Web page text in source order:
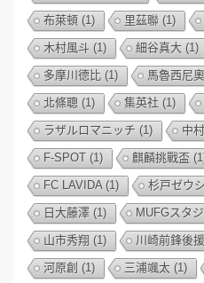
布萊頓 (1) 里茲聯 (1)
木村風斗 (1) 細谷真大 (1)
多摩川德比 (1) 馬魯西尼奧
北條聰 (1) 集英社 (1)
ラザルロマニッチ (1) 中
F-SPOT (1) 麒麟挑戰盃
FC LAVIDA (1) 杉戸ゼウ
日大藤澤 (1) MUFGスタ
山市秀翔 (1) 川崎前鋒後
河原創 (1) 三浦颯太 (1)